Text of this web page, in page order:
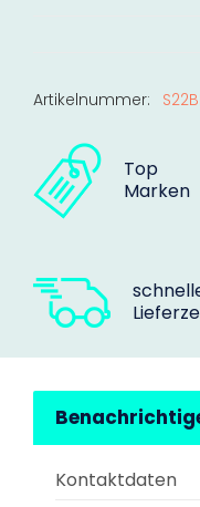
Artikelnummer:
Top
Marken
Kontaktdaten